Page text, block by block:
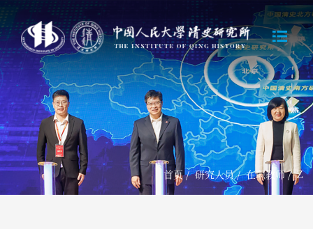
首页/研究人员/在职教师/Z